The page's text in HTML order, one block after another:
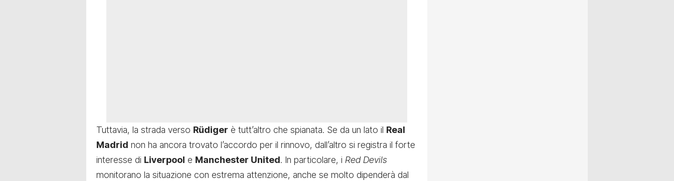
Tuttavia, la strada verso Rüdiger è tutt’altro che spianata. Se da un lato il Real
Madrid non ha ancora trovato l’accordo per il rinnovo, dall’altro si registra il forte
interesse di Liverpool e Manchester United. In particolare, i Red Devils
monitorano la situazione con estrema attenzione, anche se molto dipenderà dal